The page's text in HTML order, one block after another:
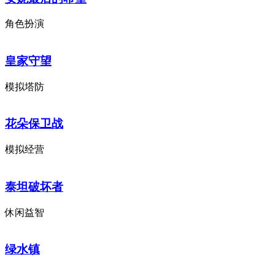
角色扮演
皇家守望
模拟塔防
花朵保卫战
模拟经营
泰坦破坏者
休闲益智
绿水镇